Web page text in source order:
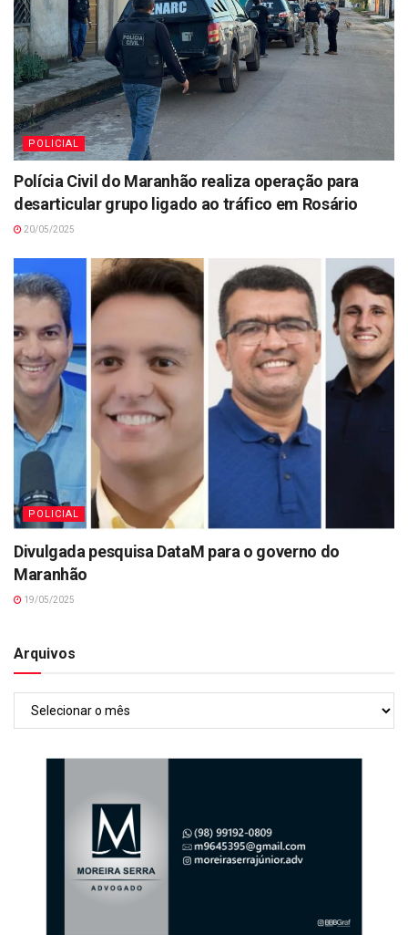
POLICIAL
Polícia Civil do Maranhão realiza operação para
desarticular grupo ligado ao tráfico em Rosário
20/05/2025
POLICIAL
Divulgada pesquisa DataM para o governo do
Maranhão
19/05/2025
Arquivos
Arquivos